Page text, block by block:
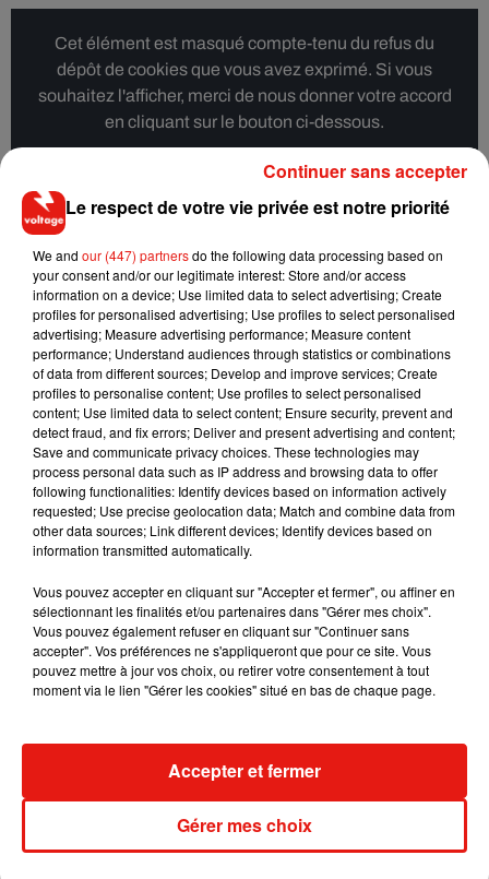
Cet élément est masqué compte-tenu du refus du
dépôt de cookies que vous avez exprimé. Si vous
souhaitez l'afficher, merci de nous donner votre accord
en cliquant sur le bouton ci-dessous.
Afficher l'élément
Musique
7 août 2026
RÜFÜS DU SOL annonce un nouvel
album après sa tournée mondiale
7 août 2026
Angèle et Amélie Lens dévoilent leur
collaboration tant attendue
6 août 2026
Il y a 10 ans, DJ Snake changeait de
dimension avec son premier...
leur mixtape créée en...
Le respect de votre vie privée est notre priorité
We and our (447) partnersdo the following data processing based on
your consent and/or our legitimate interest: Store and/or access
information on a device; Use limited data to select advertising; Create
profiles for personalised advertising; Use profiles to select personalised
advertising; Measure advertising performance; Measure content
performance; Understand audiences through statistics or combinations
of data from different sources; Develop and improve services; Create
profiles to personalise content; Use profiles to select personalised
content; Use limited data to select content; Ensure security, prevent and
detect fraud, and fix errors; Deliver and present advertising and content;
Save and communicate privacy choices. These technologies may
process personal data such as IP address and browsing data to offer
following functionalities: Identify devices based on information actively
requested; Use precise geolocation data; Match and combine data from
other data sources; Link different devices; Identify devices based on
information transmitted automatically.
Vous pouvez accepter en cliquant sur "Accepter et fermer", ou affiner en
sélectionnant les finalités et/ou partenaires dans "Gérer mes choix".
Vous pouvez également refuser en cliquant sur "Continuer sans
accepter". Vos préférences ne s'appliqueront que pour ce site. Vous
pouvez mettre à jour vos choix, ou retirer votre consentement à tout
moment via le lien "Gérer les cookies" situé en bas de chaque page.
Gérer mes choix
Accepter et fermer
Continuer sans accepter